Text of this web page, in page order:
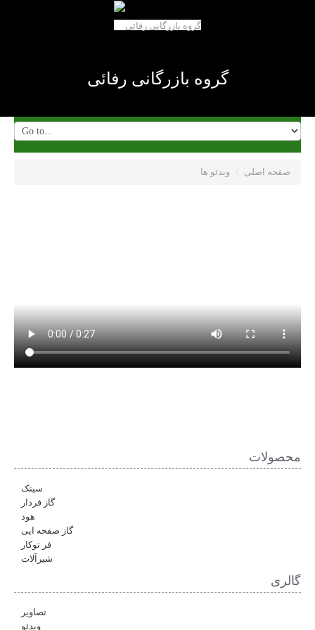
گروه بازرگانی رفائی
صفحه اصلی / ویدئو ها
محصولات
سینک
گاز فردار
هود
گاز صفحه ایی
فر توکار
شیرآلات
گالری
تصاویر
ویدئو